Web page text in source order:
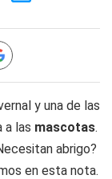
y una de las
a las mascotas.
abrigo?
en esta nota.